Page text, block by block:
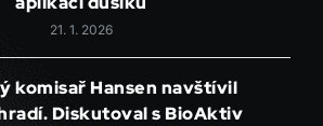
21. 1. 2026
komisař Hansen navštívil
Diskutoval s BioAktiv